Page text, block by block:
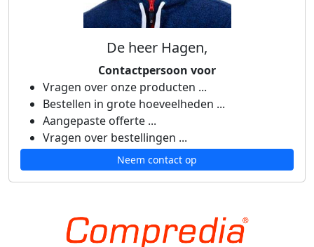
De heer Hagen,
Contactpersoon voor
Vragen over onze producten ...
Bestellen in grote hoeveelheden ...
Aangepaste offerte ...
Vragen over bestellingen ...
Neem contact op